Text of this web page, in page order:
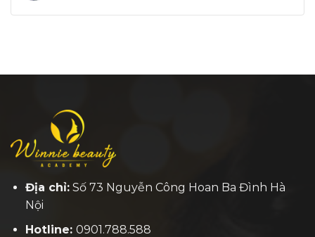
Địa chỉ:Số 73 Nguyễn Công Hoan Ba Đình Hà
Nội
Hotline: 0901.788.588